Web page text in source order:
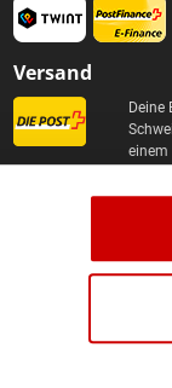
Versand
Deine
einem